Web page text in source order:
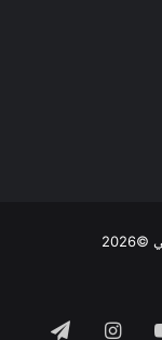
‫YouTubeانستقرام